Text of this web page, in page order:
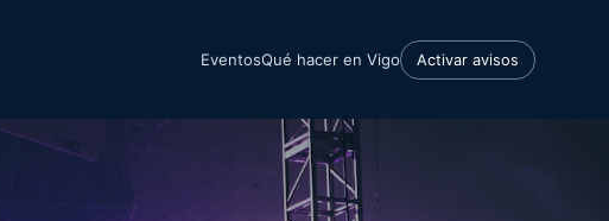
EventosQué hacer en Vigo Activar avisos